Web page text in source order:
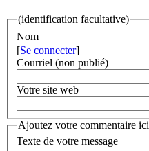
(identification facultative)
Nom
[Se connecter]
Courriel (non publié)
Votre site web
Ajoutez votre commentaire ici
Texte de votre message